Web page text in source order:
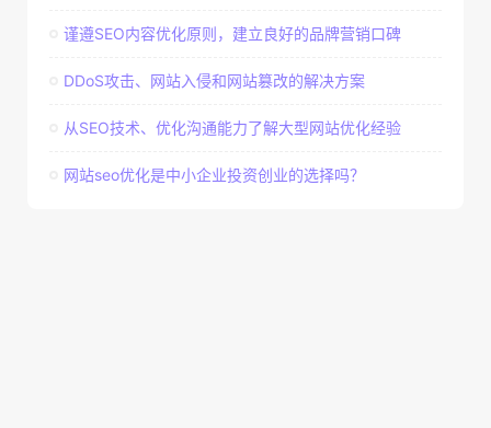
谨遵SEO内容优化原则，建立良好的品牌营销口碑
DDoS攻击、网站入侵和网站篡改的解决方案
从SEO技术、优化沟通能力了解大型网站优化经验
网站seo优化是中小企业投资创业的选择吗？